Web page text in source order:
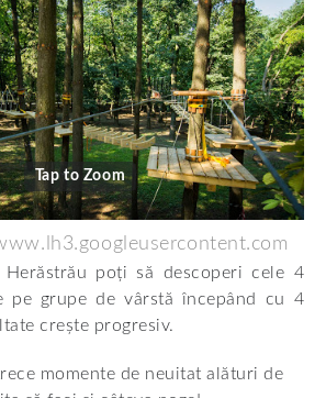
Tap to Zoom
Herăstrău poți să descoperi cele 4
pe grupe de vârstă începând cu 4
crește progresiv.
momente de neuitat alături de